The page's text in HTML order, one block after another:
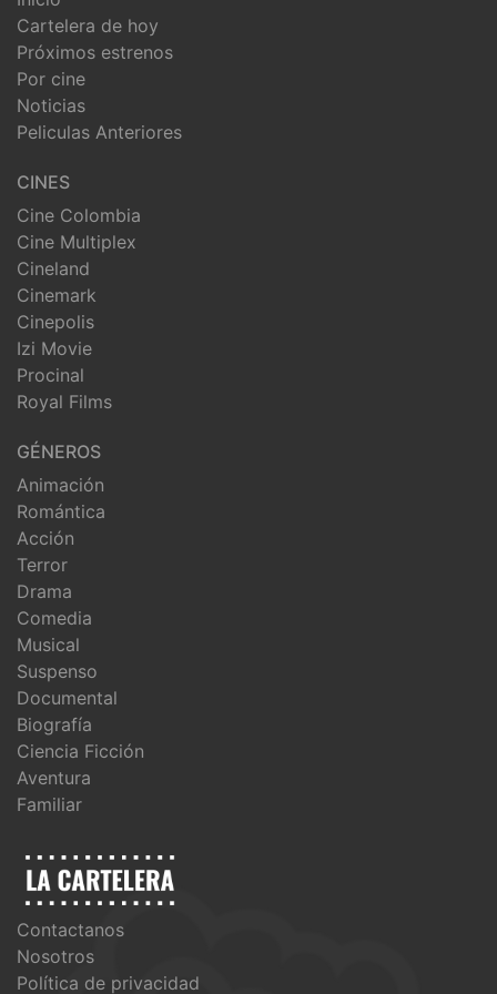
Cartelera de hoy
Próximos estrenos
Por cine
Noticias
Peliculas Anteriores
CINES
Cine Colombia
Cine Multiplex
Cineland
Cinemark
Cinepolis
Izi Movie
Procinal
Royal Films
GÉNEROS
Animación
Romántica
Acción
Terror
Drama
Comedia
Musical
Suspenso
Documental
Biografía
Ciencia Ficción
Aventura
Familiar
Contactanos
Nosotros
Política de privacidad